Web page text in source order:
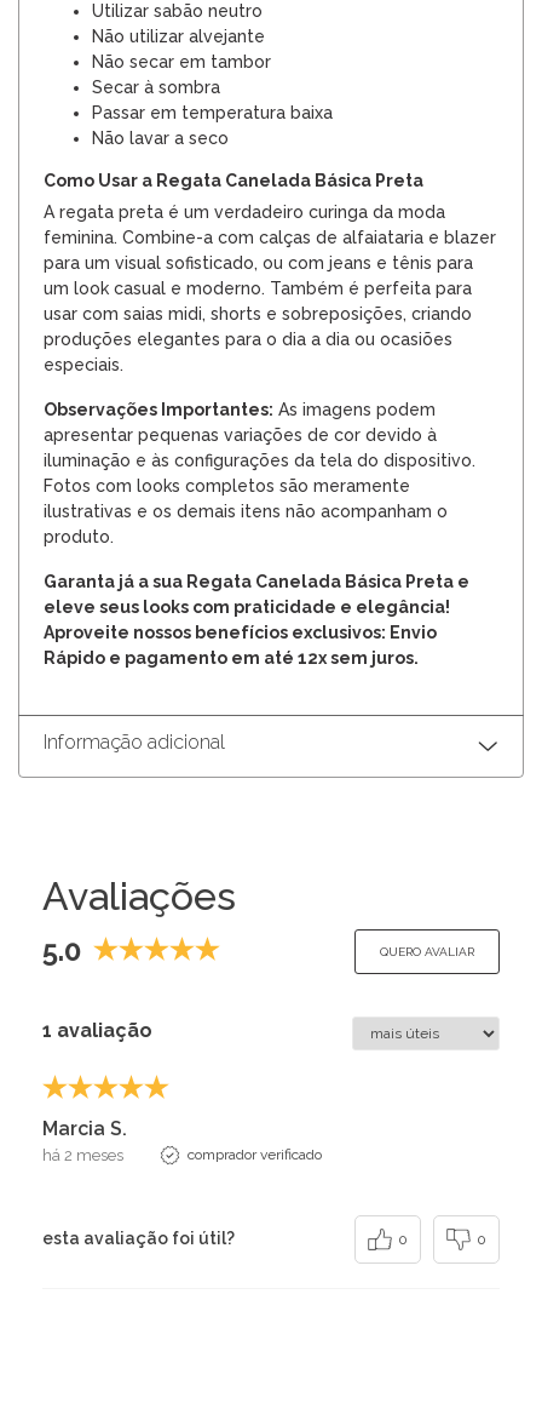
Utilizar sabão neutro
Não utilizar alvejante
Não secar em tambor
Secar à sombra
Passar em temperatura baixa
Não lavar a seco
Como Usar a Regata Canelada Básica Preta
A regata preta é um verdadeiro curinga da moda
feminina. Combine-a com calças de alfaiataria e blazer
para um visual sofisticado, ou com jeans e tênis para
um look casual e moderno. Também é perfeita para
usar com saias midi, shorts e sobreposições, criando
produções elegantes para o dia a dia ou ocasiões
especiais.
Observações Importantes: As imagens podem
apresentar pequenas variações de cor devido à
iluminação e às configurações da tela do dispositivo.
Fotos com looks completos são meramente
ilustrativas e os demais itens não acompanham o
produto.
Garanta já a sua Regata Canelada Básica Preta e
eleve seus looks com praticidade e elegância!
Aproveite nossos benefícios exclusivos: Envio
Rápido e pagamento em até 12x sem juros.
Informação adicional
Avaliações
5.0 QUERO AVALIAR
1 avaliação
Marcia S.
há 2 meses comprador verificado
esta avaliação foi útil? 0 0